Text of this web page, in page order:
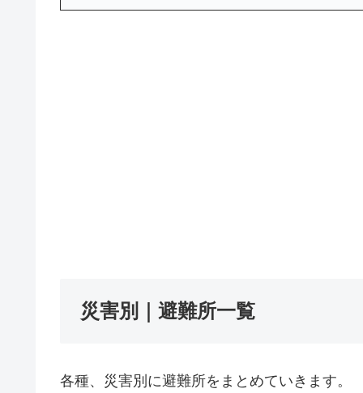
災害別｜避難所一覧
各種、災害別に避難所をまとめていきます。